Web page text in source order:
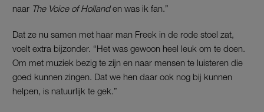
naar The Voice of Hollanden was ik fan.”
Dat ze nu samen met haar man Freek in de rode stoel zat,
voelt extra bijzonder. “Het was gewoon heel leuk om te doen.
Om met muziek bezig te zijn en naar mensen te luisteren die
goed kunnen zingen. Dat we hen daar ook nog bij kunnen
helpen, is natuurlijk te gek.”